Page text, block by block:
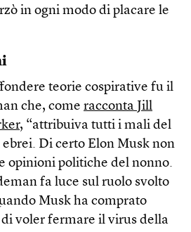
in ogni modo di placare le
teorie cospirative fu il
che, come racconta Jill
, “attribuiva tutti i mali del
Di certo Elon Musk non
opinioni politiche del nonno.
fa luce sul ruolo svolto
Musk ha comprato
voler fermare il virus della